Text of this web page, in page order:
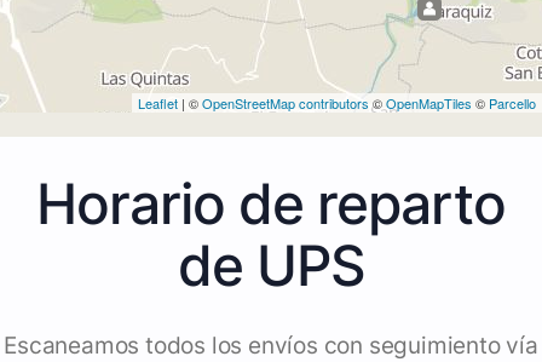
Leaflet | ©OpenStreetMap contributors©OpenMapTiles © Parcello
Horario de reparto
de UPS
Escaneamos todos los envíos con seguimiento vía